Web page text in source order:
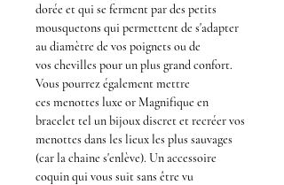
dorée et qui se ferment par des petits
mousquetons qui permettent de s'adapter
au diamètre de vos poignets ou de
vos chevilles pour un plus grand confort.
Vous pourrez également mettre
ces menottes luxe or Magnifique en
bracelet tel un bijoux discret et recréer vos
menottes dans les lieux les plus sauvages
(car la chaine s'enlève). Un accessoire
coquin qui vous suit sans être vu